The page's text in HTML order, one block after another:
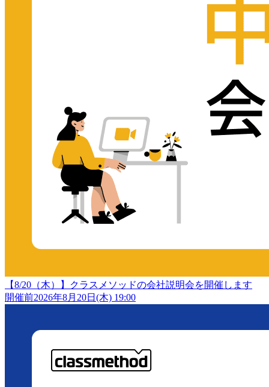
【8/20（木）】クラスメソッドの会社説明会を開催します
開催前2026年8月20日(木) 19:00